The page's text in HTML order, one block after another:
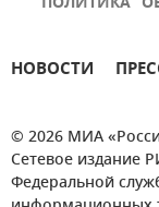
НОВОСТИ
© 2026 МИА
Сетевое издание
Федеральной